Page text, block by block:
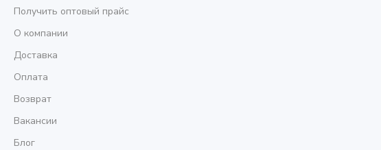
Получить оптовый прайс
О компании
Доставка
Оплата
Возврат
Вакансии
Блог